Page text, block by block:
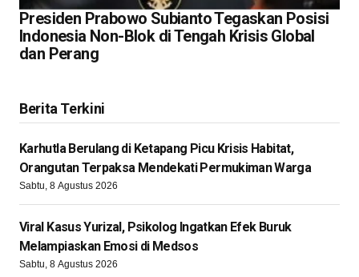
Presiden Prabowo Subianto Tegaskan Posisi
Indonesia Non-Blok di Tengah Krisis Global
dan Perang
Berita Terkini
Karhutla Berulang di Ketapang Picu Krisis Habitat,
Orangutan Terpaksa Mendekati Permukiman Warga
Sabtu, 8 Agustus 2026
Viral Kasus Yurizal, Psikolog Ingatkan Efek Buruk
Melampiaskan Emosi di Medsos
Sabtu, 8 Agustus 2026